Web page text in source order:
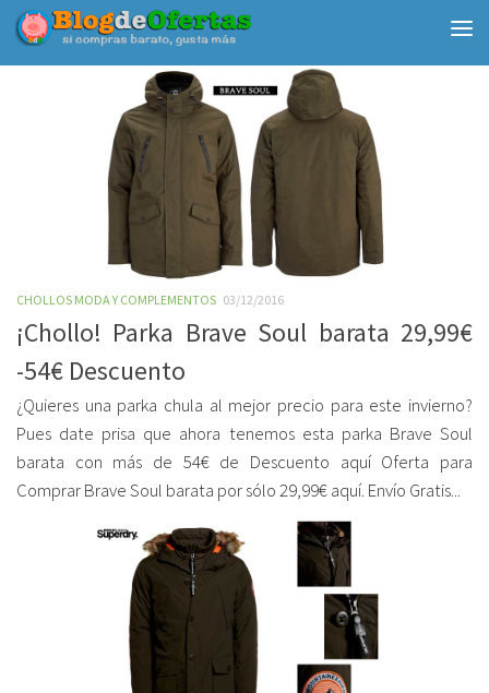
Debajo del contenido
CHOLLOS MODA Y COMPLEMENTOS 03/12/2016
¡Chollo! Parka Brave Soul barata 29,99€
-54€ Descuento
¿Quieres una parka chula al mejor precio para este invierno?
Pues date prisa que ahora tenemos esta parka Brave Soul
barata con más de 54€ de Descuento aquí Oferta para
Comprar Brave Soul barata por sólo 29,99€ aquí. Envío Gratis...